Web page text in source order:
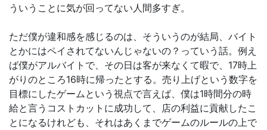
ういうことに気が回ってない人間多すぎ。
ただ僕が違和感を感じるのは、そういうのが結局、バイト
とかにはペイされてないんじゃないの？っていう話。例え
ば僕がアルバイトで、その日は客が来なくて暇で、17時上
がりのところ16時に帰ったとする。売り上げという数字を
目標にしたゲームという視点で言えば、僕は1時間分の時
給と言うコストカットに成功して、店の利益に貢献したこ
とになるけれども、それはあくまでゲームのルールの上で